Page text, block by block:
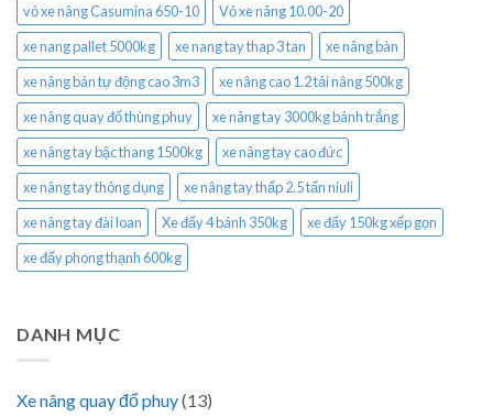
vỏ xe nâng Casumina 650-10
Vỏ xe nâng 10.00-20
xe nang pallet 5000kg
xe nang tay thap 3 tan
xe nâng bàn
xe nâng bán tự động cao 3m3
xe nâng cao 1.2 tải nâng 500kg
xe nâng quay đổ thùng phuy
xe nâng tay 3000kg bánh trắng
xe nâng tay bậc thang 1500kg
xe nâng tay cao đức
xe nâng tay thông dụng
xe nâng tay thấp 2.5 tấn niuli
xe nâng tay đài loan
Xe đẩy 4 bánh 350kg
xe đẩy 150kg xếp gọn
xe đẩy phong thạnh 600kg
DANH MỤC
Xe nâng quay đổ phuy(13)